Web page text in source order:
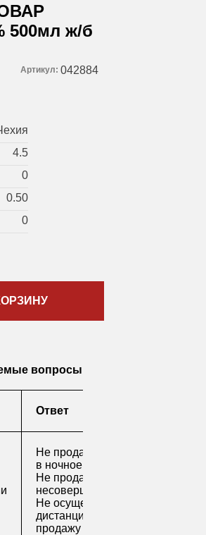
500мл ж/б
Артикул: 042884
4.5
0
0.50
0
вопросы
Ответ
Не продаем алкоголь
в ночное время
Не продаем алкоголь
несовершеннолетним
Не осуществляем
дистанционную
продажу